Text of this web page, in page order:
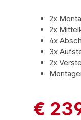
2x
2x
4x
3x
2x
€